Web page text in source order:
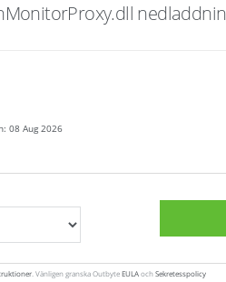
08 Aug 2026
. Vänligen granska OutbyteEULAochSekretesspolicy